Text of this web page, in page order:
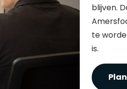
blijven.
te
is.